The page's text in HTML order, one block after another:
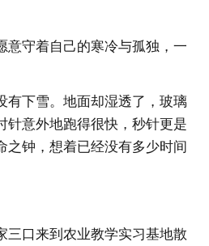
意守着自己的寒冷与孤独，一
有下雪。地面却湿透了，玻璃
针意外地跑得很快，秒针更是
之钟，想着已经没有多少时间
三口来到农业教学实习基地散